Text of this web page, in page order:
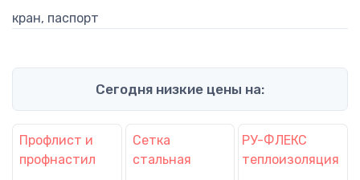
кран, паспорт
Сегодня низкие цены на:
Профлист и
профнастил
Сетка
стальная
РУ-ФЛЕКС
теплоизоляция